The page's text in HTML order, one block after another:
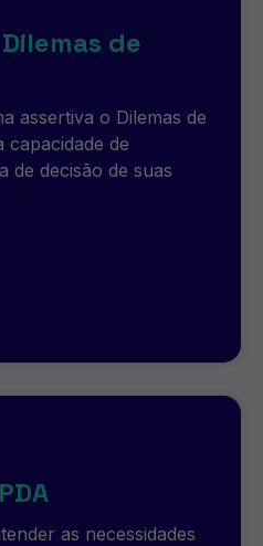
de
assertiva o Dilemas de
capacidade de
de decisão de suas
as necessidades